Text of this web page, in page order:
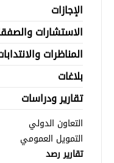
الإجازات
الاستشارات
المناظرات
بلاغات
تقارير ودراسات
التعاون الدولي
التمويل العمومي
تقارير رصد